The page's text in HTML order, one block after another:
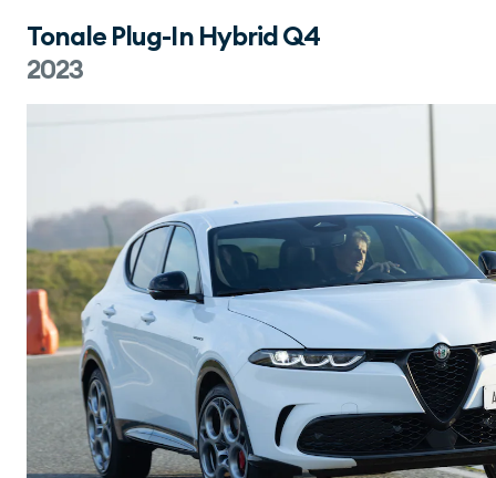
Tonale Plug-In Hybrid Q4
2023